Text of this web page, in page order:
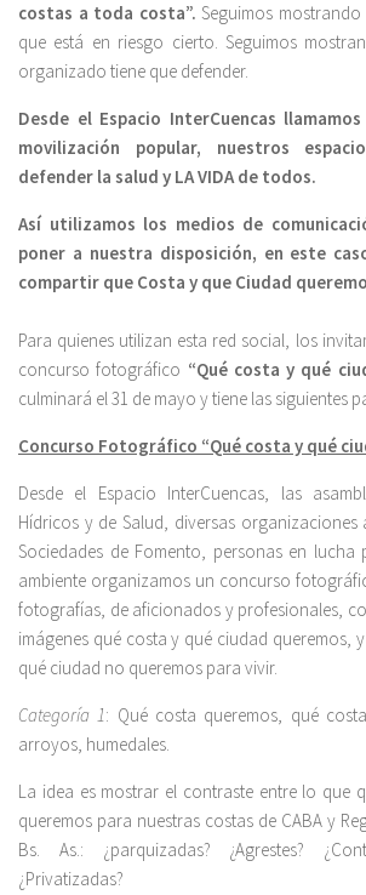
costas a toda costa”. Seguimos
que está en riesgo cierto. Seguimos
organizado tiene que defender.
Desde el Espacio InterCuencas
movilización popular, nuestros
defender la salud y LA VIDA de todos.
Así utilizamos los medios de
poner a nuestra disposición, en este
compartir que Costa y que Ciudad
Para quienes utilizan esta red social, los
concurso fotográfico “Qué costa y qué
culminará el 31 de mayo y tiene las siguientes
Concurso Fotográfico “Qué costa y qué
Desde el Espacio InterCuencas, las
Hídricos y de Salud, diversas organizaciones
Sociedades de Fomento, personas en
ambiente organizamos un concurso
fotografías, de aficionados y profesionales,
imágenes qué costa y qué ciudad queremos,
qué ciudad no queremos para vivir.
Categoría 1: Qué costa queremos, qué
arroyos, humedales.
La idea es mostrar el contraste entre lo que
queremos para nuestras costas de CABA y
Bs. As.: ¿parquizadas? ¿Agrestes?
¿Privatizadas?